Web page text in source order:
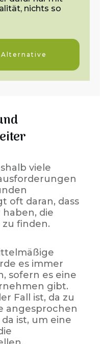
nichts so
viele
oft daran, dass
die
finden.
es immer
sofern es eine
gibt.
Fall ist, da zu
angesprochen
ist, um eine